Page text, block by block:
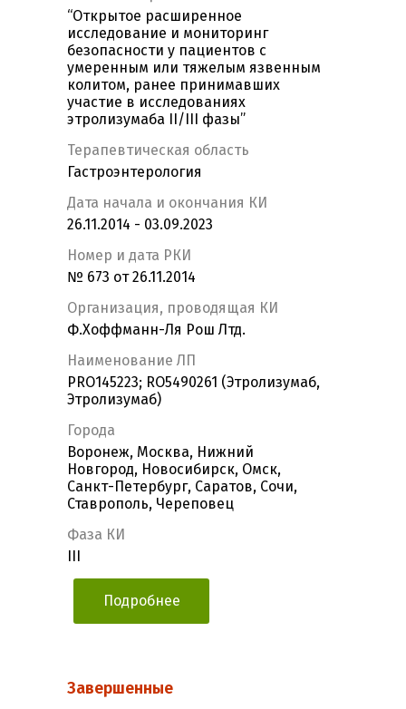
“Открытое расширенное
исследование и мониторинг
безопасности у пациентов с
умеренным или тяжелым язвенным
колитом, ранее принимавших
участие в исследованиях
этролизумаба II/III фазы”
Терапевтическая область
Гастроэнтерология
Дата начала и окончания КИ
26.11.2014 - 03.09.2023
Номер и дата РКИ
№ 673 от 26.11.2014
Организация, проводящая КИ
Ф.Хоффманн-Ля Рош Лтд.
Наименование ЛП
PRO145223; RO5490261 (Этролизумаб,
Этролизумаб)
Города
Воронеж, Москва, Нижний
Новгород, Новосибирск, Омск,
Санкт-Петербург, Саратов, Сочи,
Ставрополь, Череповец
Фаза КИ
Подробнее
Завершенные